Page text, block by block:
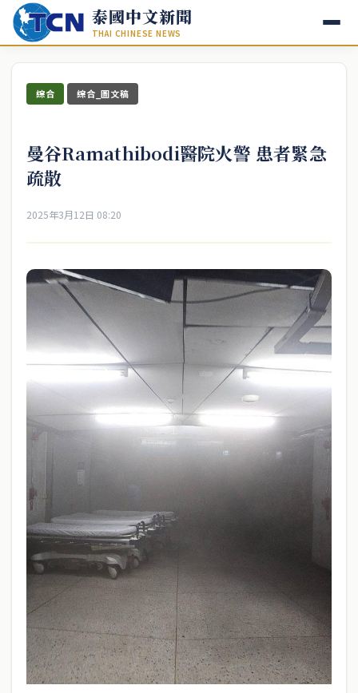
泰國中文新聞
THAI CHINESE NEWS
綜合 綜合_圖文稿
曼谷Ramathibodi醫院火警 患者緊急
疏散
2025年3月12日 08:20